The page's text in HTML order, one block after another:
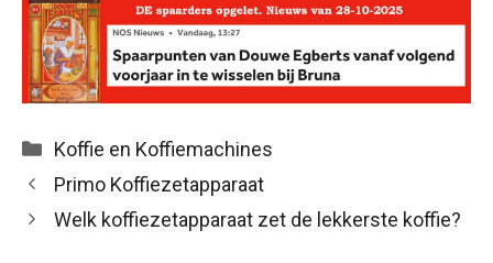
Categorieën
Koffie en Koffiemachines
Primo Koffiezetapparaat
Welk koffiezetapparaat zet de lekkerste koffie?